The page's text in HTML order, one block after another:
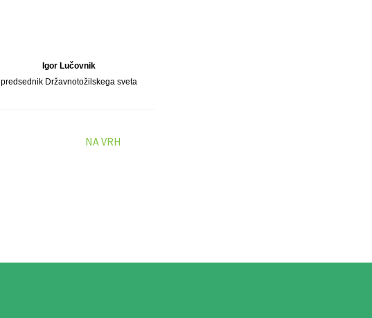
Igor Lučovnik
predsednik Državnotožilskega sveta
NA VRH